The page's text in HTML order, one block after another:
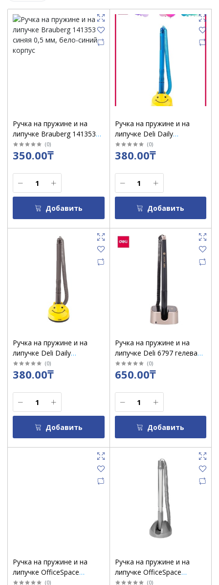
Ручка на пружине и на
липучке Brauberg 141353
синяя 0,5 мм, бело-синий
корпус
(0)
350.00₸
Добавить
Ручка на пружине и на
липучке Deli Daily
подставка смайлик,
стержень синий /Q50-BL
(0)
380.00₸
Добавить
Ручка на пружине и на
липучке Deli Daily
подставка смайлик,
стержень черный /Q50-BK
(0)
380.00₸
Добавить
Ручка на пружине и на
липучке Deli 6797 гелевая
синяя
(0)
650.00₸
Добавить
Ручка на пружине и на
липучке OfficeSpace
"Reception" белый корпус,
(0)
Ручка на пружине и на
липучке OfficeSpace
"Reception" серый корпус,
(0)